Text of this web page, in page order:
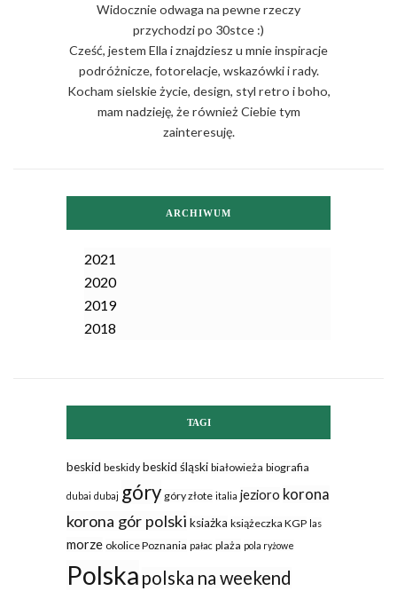
Widocznie odwaga na pewne rzeczy
przychodzi po 30stce :)
Cześć, jestem Ella i znajdziesz u mnie inspiracje
podróżnicze, fotorelacje, wskazówki i rady.
Kocham sielskie życie, design, styl retro i boho,
mam nadzieję, że również Ciebie tym
zainteresuję.
ARCHIWUM
2021
2020
2019
2018
TAGI
beskid beskidy beskid śląski białowieża biografia
dubai dubaj góry góry złote italia jezioro korona
korona gór polski ksiażka książeczka KGP las
morze okolice Poznania pałac plaża pola ryżowe
Polska polska na weekend